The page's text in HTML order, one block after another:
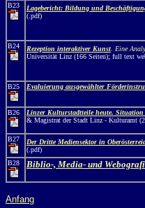
B23 Lagebericht: Bildung und
(.pdf)
B24 Rezeption interaktiver Kunst Eine
Universität Linz (166 Seiten); full text
B25 Evaluierung ausgewählter
B26 Linzer Kulturstadtteile heute. Situation
& Magistrat der Stadt Linz - Kulturamt
B27 Der Dritte Mediensektor in
(.pdf)
B28
Biblio-, Media- und
Anfang